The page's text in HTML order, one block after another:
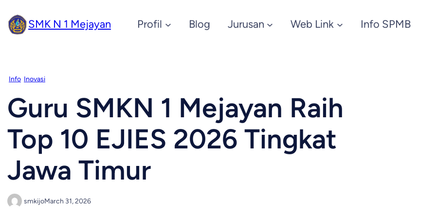
SMK N 1 Mejayan Profil Blog Jurusan Web Link Info SPMB
Info Inovasi
Guru SMKN 1 Mejayan Raih
Top 10 EJIES 2026 Tingkat
Jawa Timur
smkijoMarch 31, 2026